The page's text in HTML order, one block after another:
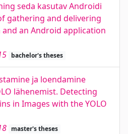
seda kasutav Androidi
gathering and delivering
and an Android application
bachelor's theses
ja loendamine
lähenemist. Detecting
in Images with the YOLO
master's theses